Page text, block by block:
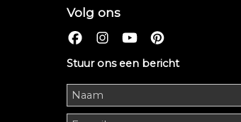
Volg ons
Stuur ons een bericht